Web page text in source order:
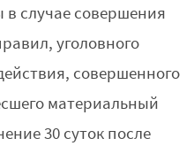
случае совершения
уголовного
совершенного
материальный
30 суток после